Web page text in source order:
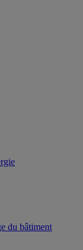
du bâtiment